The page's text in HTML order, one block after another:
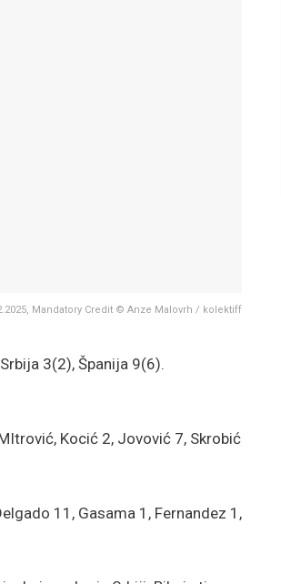
Mandatory Credit © Anze Malovrh / kolektiff
3(2), Španija 9(6).
Kocić 2, Jovović 7, Skrobić
11, Gasama 1, Fernandez 1,